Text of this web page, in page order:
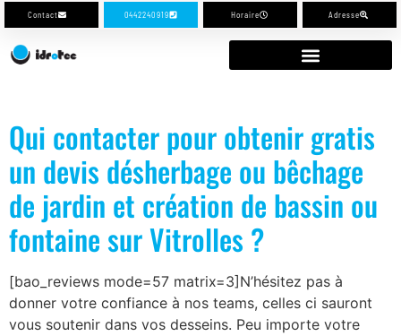
Contact 0442240919 Horaire Adresse
Qui contacter pour obtenir gratis
un devis désherbage ou bêchage
de jardin et création de bassin ou
fontaine sur Vitrolles ?
[bao_reviews mode=57 matrix=3]N’hésitez pas à
donner votre confiance à nos teams, celles ci sauront
vous soutenir dans vos desseins. Peu importe votre